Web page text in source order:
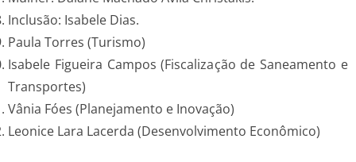
Inclusão: Isabele Dias.
Paula Torres (Turismo)
Isabele Figueira Campos (Fiscalização de Saneamento e
Transportes)
Vânia Fóes (Planejamento e Inovação)
Leonice Lara Lacerda (Desenvolvimento Econômico)